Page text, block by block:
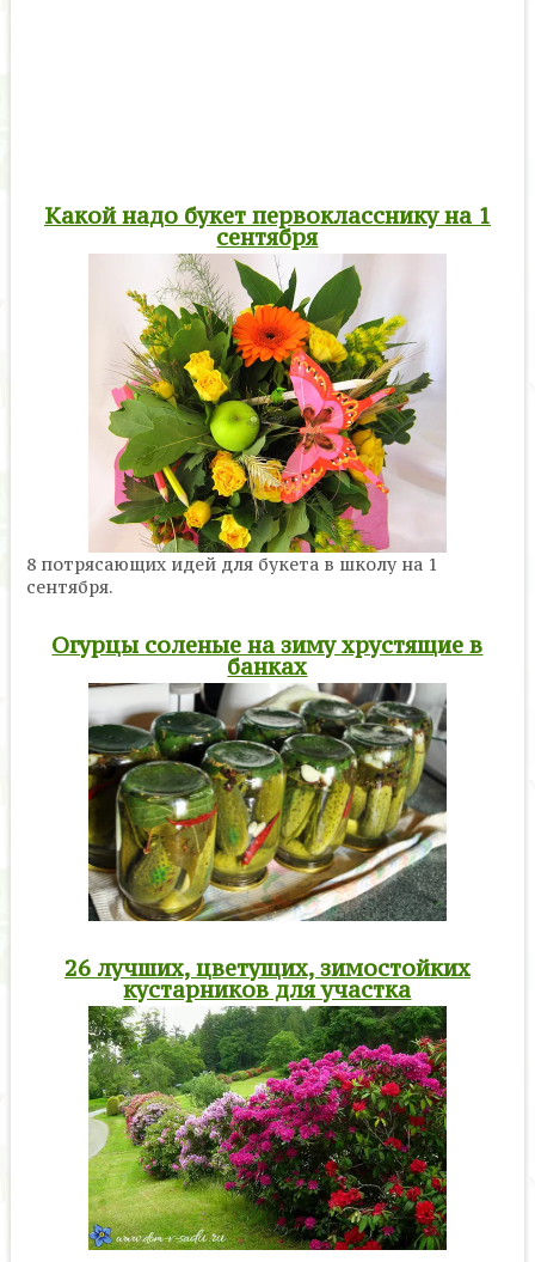
Какой надо букет первокласснику на 1
сентября
8 потрясающих идей для букета в школу на 1
сентября.
Огурцы соленые на зиму хрустящие в
банках
26 лучших, цветущих, зимостойких
кустарников для участка